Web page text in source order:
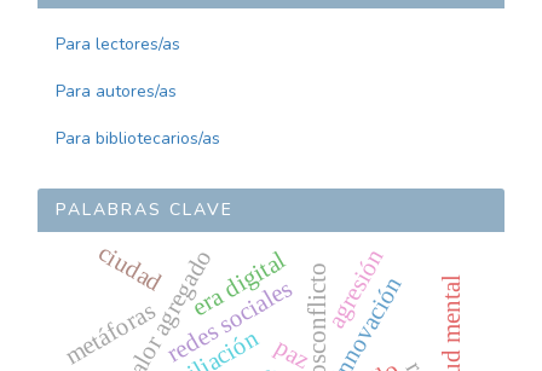
Para lectores/as
Para autores/as
Para bibliotecarios/as
PALABRAS CLAVE
pazposconflicto
valor agregado
metáforas salud mental
innovación
redes sociales
ciudad era digital agresión